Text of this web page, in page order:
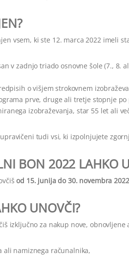
vsem, ki ste 12. marca 2022 imeli
v zadnjo triado osnovne šole (7., 8.
o višjem strokovnem
prve, druge ali tretje stopnje po
izobraževanja, star 55 let ali
tudi vsi, ki izpolnjujete
BON 2022 LAHKO
od 15. junija do 30. novembra 2022
UNOVČI?
izključno za nakup nove,
ali namiznega računalnika,